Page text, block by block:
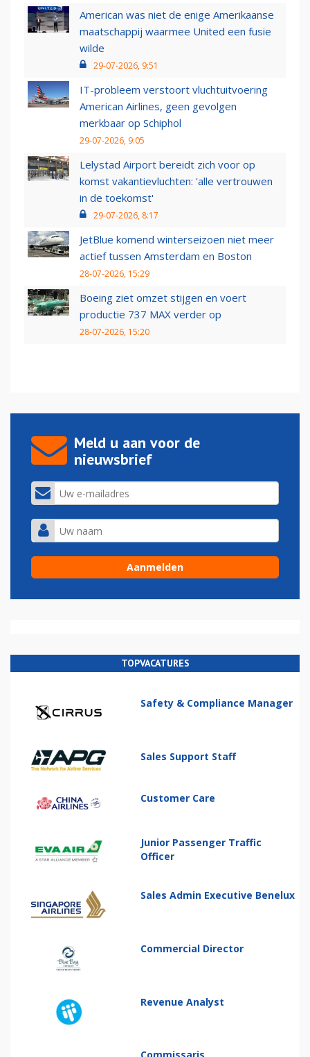
American was niet de enige Amerikaanse
maatschappij waarmee United een fusie
wilde
29-07-2026, 9:51
IT-probleem verstoort vluchtuitvoering
American Airlines, geen gevolgen
merkbaar op Schiphol
29-07-2026, 9:05
Lelystad Airport bereidt zich voor op
komst vakantievluchten: 'alle vertrouwen
in de toekomst'
29-07-2026, 8:17
JetBlue komend winterseizoen niet meer
actief tussen Amsterdam en Boston
28-07-2026, 15:29
Boeing ziet omzet stijgen en voert
productie 737 MAX verder op
28-07-2026, 15:20
Meld u aan voor de
nieuwsbrief
TOPVACATURES
Safety & Compliance Manager
Sales Support Staff
Customer Care
Junior Passenger Traffic
Officer
Sales Admin Executive Benelux
Commercial Director
Revenue Analyst